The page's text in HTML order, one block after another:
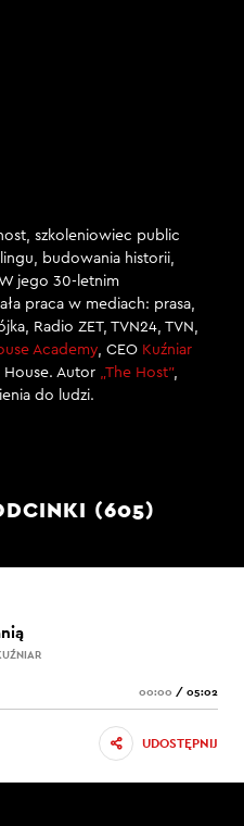
szkoleniowiec public
budowania historii,
jego 30-letnim
praca w mediach: prasa,
Radio ZET, TVN24, TVN,
Academy, CEO Kuźniar
House. Autor „The Host”,
do ludzi.
(605)
00:00 / 05:02
UDOSTĘPNIJ